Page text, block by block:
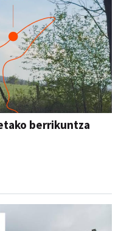
berrikuntza